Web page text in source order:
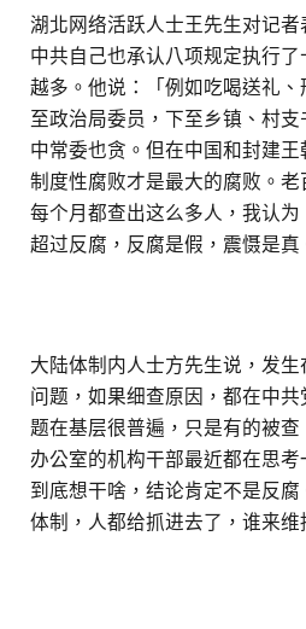
湖北网络活跃人士王先生对记者
中共自己也承认八项规定执行
越多。他说：「例如吃喝送礼
至政治局委员，下至乡镇、村
中常委也贪。但在中国和封建王
制度性腐败才是最大的腐败。老
每个月都查出这么多人，我认
超过反腐，反腐是假，震慑是真
大陆体制内人士方先生说，发
问题，如果细查原因，都在中
题在基层很普遍，只是有的被
办公室的机构干部最近都在思考
到底想干啥，结论肯定不是反
体制，人都给抓进去了，谁来维